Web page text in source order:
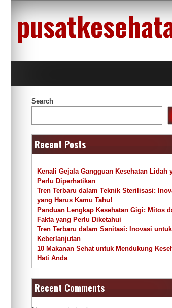
content
Search
Recent Posts
Kenali Gejala Gangguan Kesehatan Lidah
Perlu Diperhatikan
Tren Terbaru dalam Teknik Sterilisasi:
yang Harus Kamu Tahu!
Panduan Lengkap Kesehatan Gigi: Mitos
Fakta yang Perlu Diketahui
Tren Terbaru dalam Sanitasi: Inovasi untuk
Keberlanjutan
10 Makanan Sehat untuk Mendukung
Hati Anda
Recent Comments